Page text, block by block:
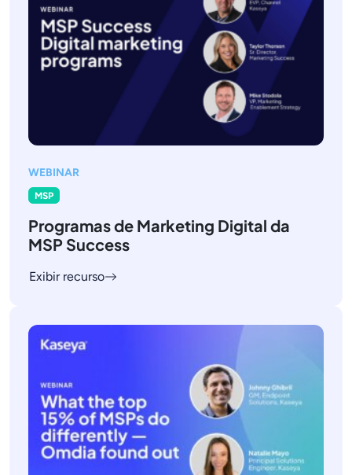
WEBINAR
MSP
Programas de Marketing Digital da
MSP Success
Exibir recurso